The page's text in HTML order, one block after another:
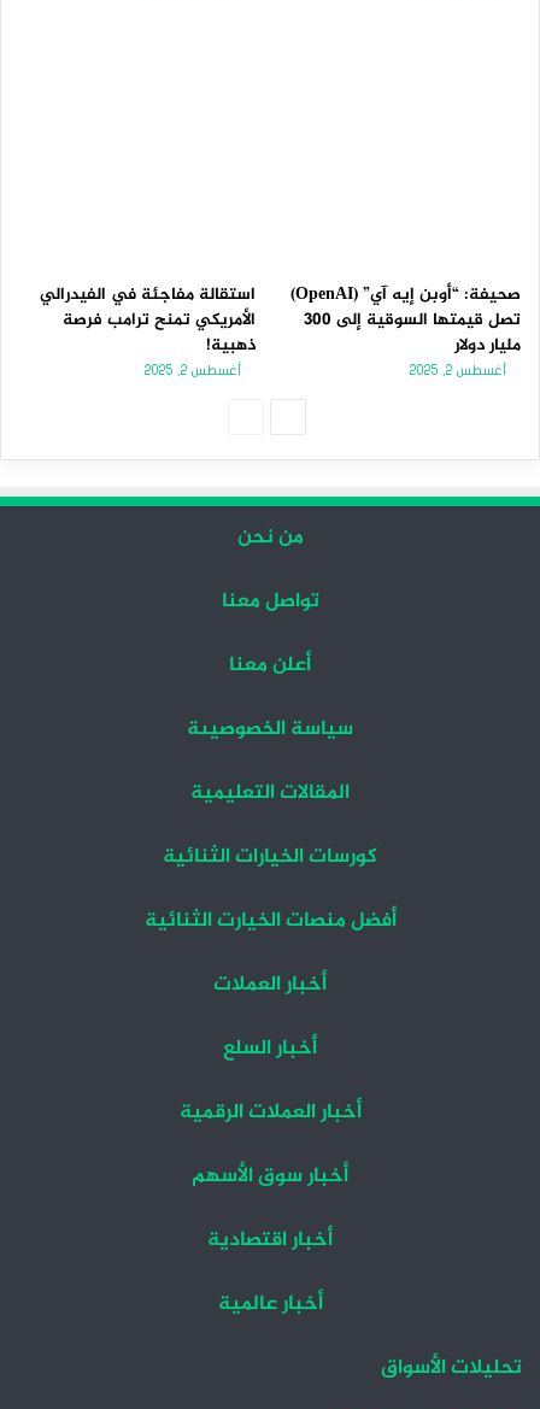
صحيفة: “أوبن إيه آي” (OpenAI)
تصل قيمتها السوقية إلى 300
مليار دولار
أغسطس 2, 2025
استقالة مفاجئة في الفيدرالي
الأمريكي تمنح ترامب فرصة
ذهبية!
أغسطس 2, 2025
من نحن
تواصل معنا
أعلن معنا
سياسة الخصوصيىة
المقالات التعليمية
كورسات الخيارات الثنائية
أفضل منصات الخيارت الثنائية
أخبار العملات
أخبار السلع
أخبار العملات الرقمية
أخبار سوق الأسهم
أخبار اقتصادية
أخبار عالمية
تحليلات الأسواق